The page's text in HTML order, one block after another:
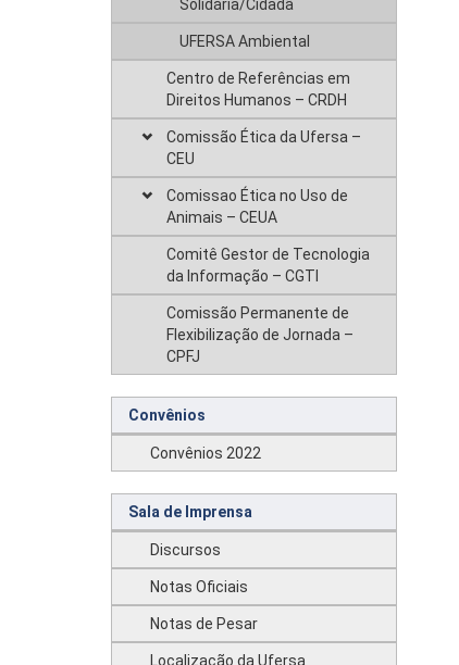
Solidária/Cidadã
UFERSA Ambiental
Centro de Referências em
Direitos Humanos – CRDH
Comissão Ética da Ufersa –
CEU
Comissao Ética no Uso de
Animais – CEUA
Comitê Gestor de Tecnologia
da Informação – CGTI
Comissão Permanente de
Flexibilização de Jornada –
CPFJ
Convênios
Convênios 2022
Sala de Imprensa
Discursos
Notas Oficiais
Notas de Pesar
Localização da Ufersa